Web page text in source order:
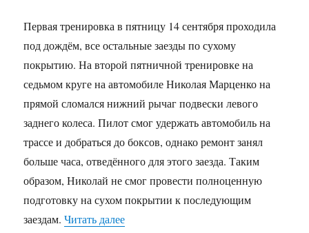
Первая тренировка в пятницу 14 сентября проходила
под дождём, все остальные заезды по сухому
покрытию. На второй пятничной тренировке на
седьмом круге на автомобиле Николая Марценко на
прямой сломался нижний рычаг подвески левого
заднего колеса. Пилот смог удержать автомобиль на
трассе и добраться до боксов, однако ремонт занял
больше часа, отведённого для этого заезда. Таким
образом, Николай не смог провести полноценную
подготовку на сухом покрытии к последующим
заездам.Читать далее«Николай Марценко вновь стал